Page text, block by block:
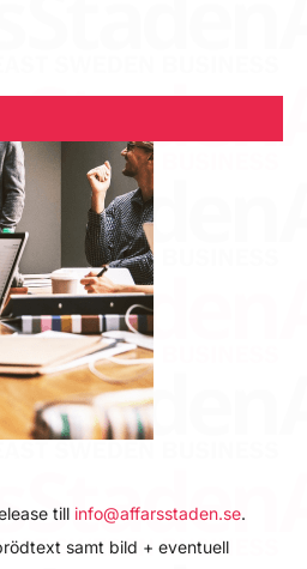
till info@affarsstaden.se.
samt bild + eventuell